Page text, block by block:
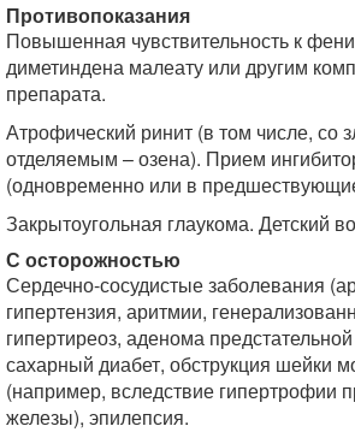
Противопоказания
Повышенная чувствительность к
диметиндена малеату или другим
препарата.
Атрофический ринит (в том числе, со
отделяемым – озена). Прием
(одновременно или в
Закрытоугольная глаукома. Детский
С осторожностью
Сердечно-сосудистые заболевания
гипертензия, аритмии,
гипертиреоз, аденома
сахарный диабет, обструкция шейки
(например, вследствие гипертрофии
железы), эпилепсия.